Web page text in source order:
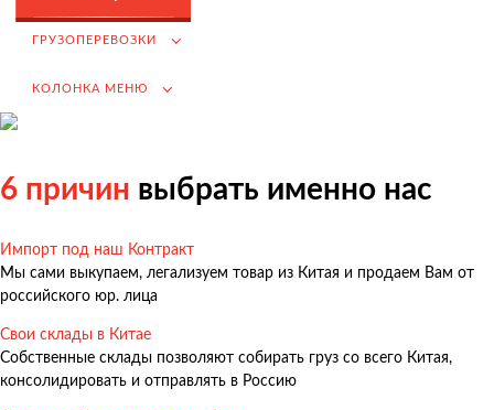
ГРУЗОПЕРЕВОЗКИ
КОЛОНКА МЕНЮ
Грузоперевозки
Грузоперевозки из Китая
Международные перевозки
Автомобильные перевозки
6 причин выбрать именно нас
Импорт под наш Контракт
Мы сами выкупаем, легализуем товар из Китая и продаем Вам от
российского юр. лица
Свои склады в Китае
Собственные склады позволяют собирать груз со всего Китая,
консолидировать и отправлять в Россию